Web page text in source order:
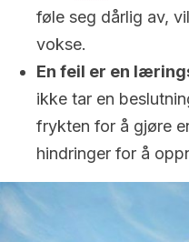
føle seg dårlig av,
vokse.
En feil er en
ikke tar en
frykten for å gjøre
hindringer for å